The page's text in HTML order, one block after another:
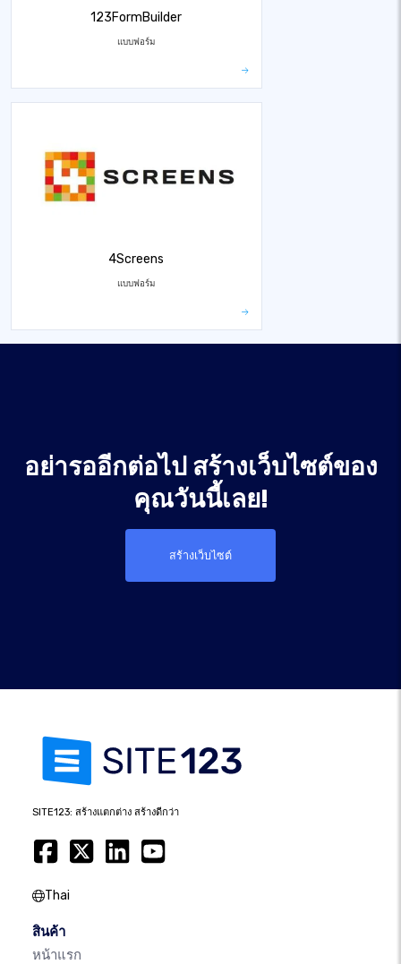
123FormBuilder
แบบฟอร์ม
4Screens
แบบฟอร์ม
อย่ารออีกต่อไป สร้างเว็บไซต์ของ
คุณวันนี้เลย!
สร้างเว็บไซต์
SITE123: สร้างแตกต่าง สร้างดีกว่า
Thai
สินค้า
หน้าแรก